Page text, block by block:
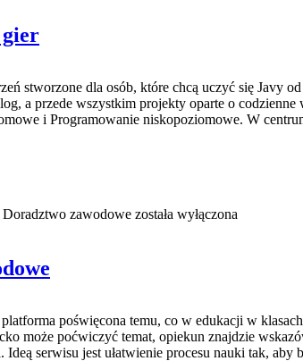
stworzone dla osób, które chcą uczyć się
a przede wszystkim projekty oparte o
i Programowanie niskopoziomowe. W
Doradztwo zawodowe została wyłączona
poświęcona temu, co w edukacji w
może poćwiczyć temat, opiekun znajdzie
Ideą serwisu jest ułatwienie procesu nauki tak,